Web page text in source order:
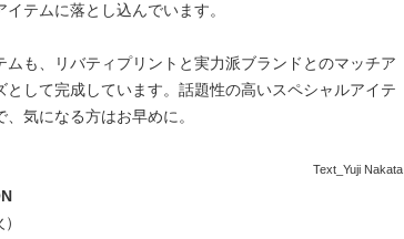
テムに落とし込んでいます。
も、リバティプリントと実力派ブランドとのマッチア
として完成しています。話題性の高いスペシャルアイテ
気になる方はお早めに。
Text_Yuji Nakata